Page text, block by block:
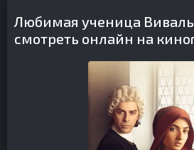
Любимая ученица
смотреть онлайн на